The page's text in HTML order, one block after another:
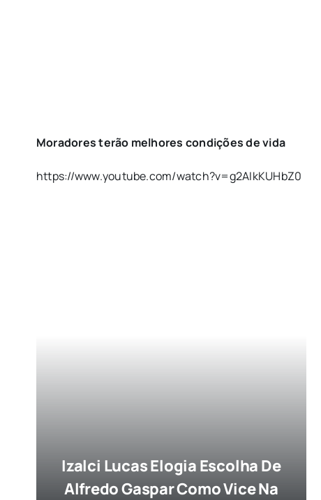
Moradores terão melhores condições de vida
https://www.youtube.com/watch?v=g2AIkKUHbZ0
Izalci Lucas Elogia Escolha De
Alfredo Gaspar Como Vice Na